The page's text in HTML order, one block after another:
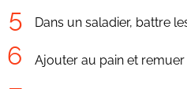
Dans un saladier, battre
Ajouter au pain et